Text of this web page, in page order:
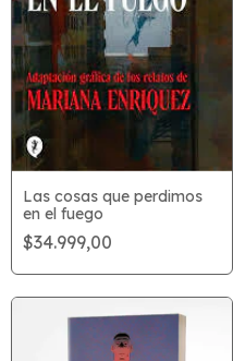
Las cosas que perdimos
en el fuego
$34.999,00